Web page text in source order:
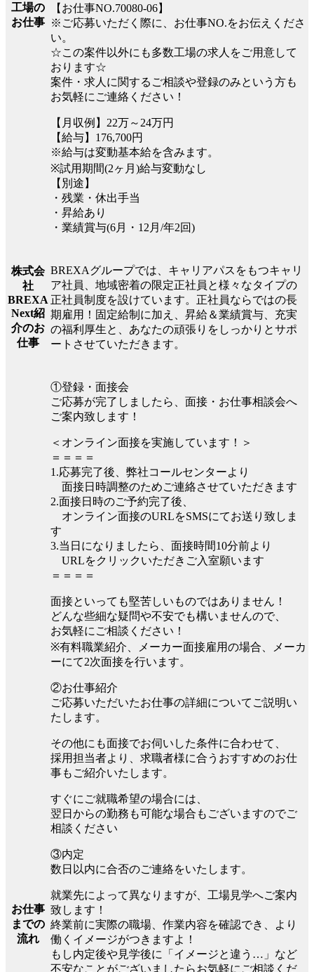
工場の
お仕事
【お仕事NO.70080-06】
※ご応募いただく際に、お仕事NO.をお伝えくださ
い。
☆この案件以外にも多数工場の求人をご用意して
おります☆
案件・求人に関するご相談や登録のみという方も
お気軽にご連絡ください！
【月収例】22万～24万円
【給与】176,700円
※給与は変動基本給を含みます。
※試用期間(2ヶ月)給与変動なし
【別途】
・残業・休出手当
・昇給あり
・業績賞与(6月・12月/年2回)
株式会
社
BREXA
Next紹
介のお
仕事
BREXAグループでは、キャリアパスをもつキャリ
ア社員、地域密着の限定正社員と様々なタイプの
正社員制度を設けています。正社員ならではの長
期雇用！固定給制に加え、昇給＆業績賞与、充実
の福利厚生と、あなたの頑張りをしっかりとサポ
ートさせていただきます。
お仕事
までの
流れ
①登録・面接会
ご応募が完了しましたら、面接・お仕事相談会へ
ご案内致します！
＜オンライン面接を実施しています！＞
＝＝＝＝
1.応募完了後、弊社コールセンターより
面接日時調整のためご連絡させていただきます
2.面接日時のご予約完了後、
オンライン面接のURLをSMSにてお送り致しま
す
3.当日になりましたら、面接時間10分前より
URLをクリックいただきご入室願います
＝＝＝＝
面接といっても堅苦しいものではありません！
どんな些細な疑問や不安でも構いませんので、
お気軽にご相談ください！
※有料職業紹介、メーカー面接雇用の場合、メーカ
ーにて2次面接を行います。
②お仕事紹介
ご応募いただいたお仕事の詳細についてご説明い
たします。
その他にも面接でお伺いした条件に合わせて、
採用担当者より、求職者様に合うおすすめのお仕
事もご紹介いたします。
すぐにご就職希望の場合には、
翌日からの勤務も可能な場合もございますのでご
相談ください
③内定
数日以内に合否のご連絡をいたします。
就業先によって異なりますが、工場見学へご案内
致します！
終業前に実際の職場、作業内容を確認でき、より
働くイメージがつきますよ！
もし内定後や見学後に「イメージと違う…」など
不安なことがございましたらお気軽にご相談くだ